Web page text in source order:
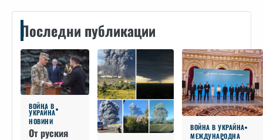
Последни публикации
ВОЙНА В
УКРАЙНА
НОВИНИ
От руския
ВОЙНА В УКРАЙНА
МЕЖДУНАРОДНА